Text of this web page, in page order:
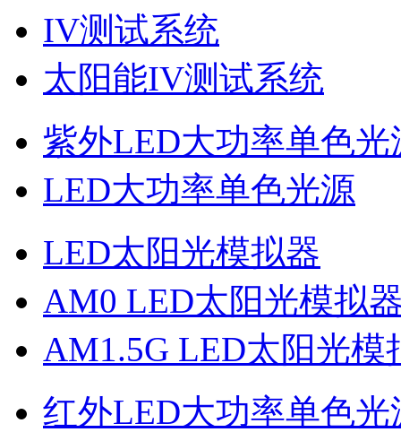
IV测试系统
太阳能IV测试系统
紫外LED大功率单色光
LED大功率单色光源
LED太阳光模拟器
AM0 LED太阳光模拟
AM1.5G LED太阳光模
红外LED大功率单色光